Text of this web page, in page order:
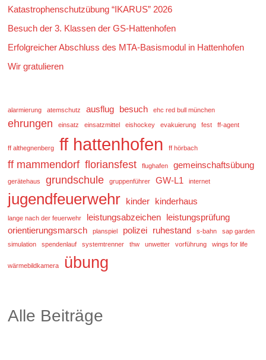
Katastrophenschutzübung “IKARUS” 2026
Besuch der 3. Klassen der GS-Hattenhofen
Erfolgreicher Abschluss des MTA-Basismodul in Hattenhofen
Wir gratulieren
alarmierung atemschutz ausflug besuch ehc red bull münchen
ehrungen einsatz einsatzmittel eishockey evakuierung fest ff-agent
ff althegnenberg ff hattenhofen ff hörbach
ff mammendorf floriansfest flughafen gemeinschaftsübung
gerätehaus grundschule gruppenführer GW-L1 internet
jugendfeuerwehr kinder kinderhaus
lange nach der feuerwehr leistungsabzeichen leistungsprüfung
orientierungsmarsch
planspiel polizei ruhestand s-bahn
sap garden
simulation
spendenlauf systemtrenner thw unwetter vorführung wings for life
wärmebildkamera übung
Alle Beiträge